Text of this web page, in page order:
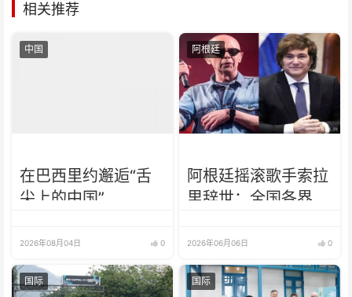
相关推荐
中国
在巴西里约邂逅“舌
尖上的中国”
2026年08月04日 0
阿根廷
阿根廷摇滚歌手索拉
里辞世：全国各界哀
2026年06月06日 0
国际 国际